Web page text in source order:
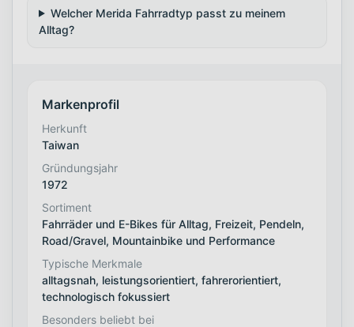
Welcher Merida Fahrradtyp passt zu meinem
Alltag?
Markenprofil
Herkunft
Taiwan
Gründungsjahr
1972
Sortiment
Fahrräder und E-Bikes für Alltag, Freizeit, Pendeln,
Road/Gravel, Mountainbike und Performance
Typische Merkmale
alltagsnah, leistungsorientiert, fahrerorientiert,
technologisch fokussiert
Besonders beliebt bei